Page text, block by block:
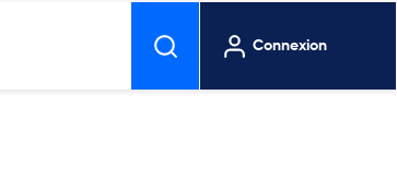
Connexion